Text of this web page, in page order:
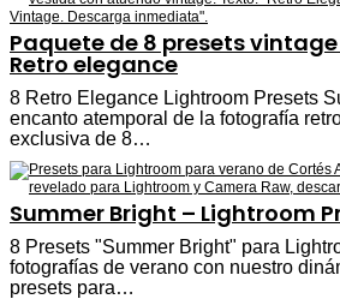
Paquete de 8 presets
Retro elegance
8 Retro Elegance Lightroom Presets
encanto atemporal de la fotografía
exclusiva de 8…
Summer Bright – Lightroom
8 Presets "Summer Bright" para
fotografías de verano con nuestro
presets para…